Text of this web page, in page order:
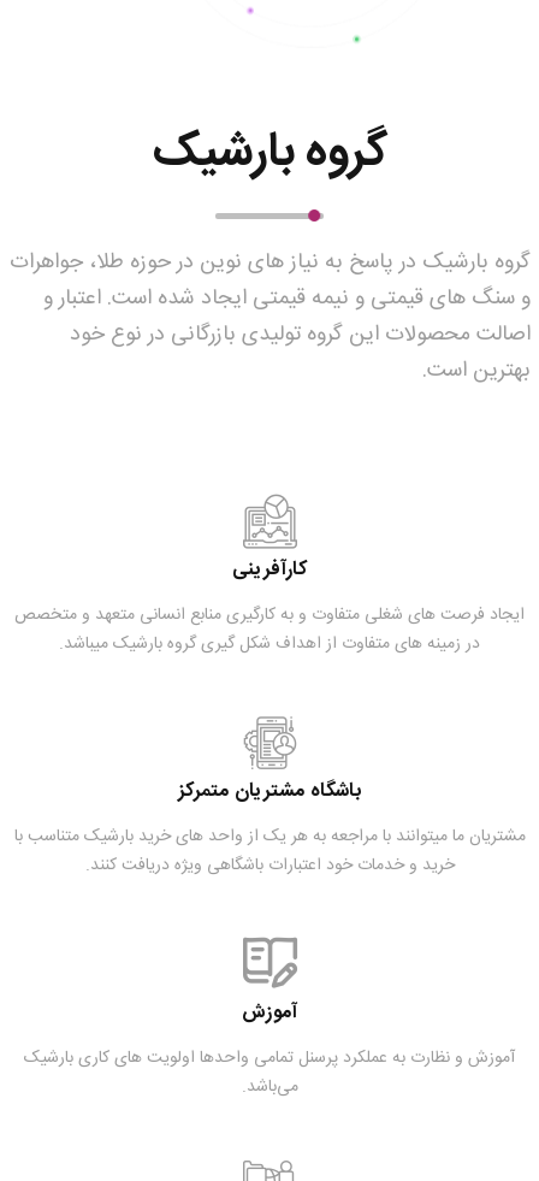
گروه بارشیک
گروه بارشیک در پاسخ به نیاز های نوین در حوزه طلا، جواهرات
و سنگ های قیمتی و نیمه قیمتی ایجاد شده است. اعتبار و
اصالت محصولات این گروه تولیدی بازرگانی در نوع خود
بهترین است.
کارآفرینی
ایجاد فرصت های شغلی متفاوت و به کارگیری منابع انسانی متعهد و متخصص
در زمینه های متفاوت از اهداف شکل گیری گروه بارشیک میباشد.
باشگاه مشتریان متمرکز
مشتریان ما میتوانند با مراجعه به هر یک از واحد های خرید بارشیک متناسب با
خرید و خدمات خود اعتبارات باشگاهی ویژه دریافت کنند.
آموزش
آموزش و نظارت به عملکرد پرسنل تمامی واحدها اولویت های کاری بارشیک
می‌باشد.